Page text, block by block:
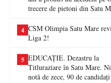
trecere de pietoni din Satu
4 CSM Olimpia Satu Mare
Liga 2!
5 EDUCAȚIE. Dezastru la
Titluraziare în Satu Mare.
notă de zece, 90 de